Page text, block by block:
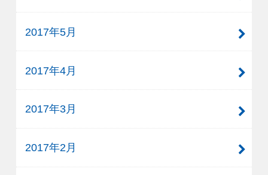
2017年5月
2017年4月
2017年3月
2017年2月